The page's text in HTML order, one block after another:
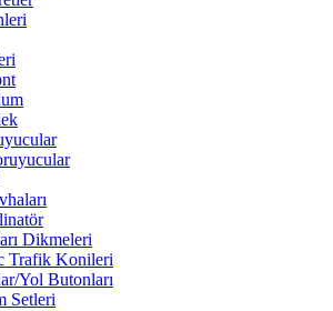
Dikmeleri
Trafik Konileri
Yol Butonları
Setleri